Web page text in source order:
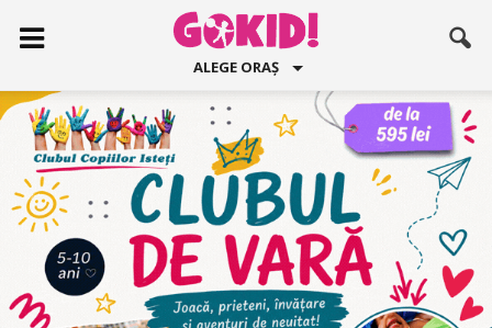
ALEGE ORAȘ